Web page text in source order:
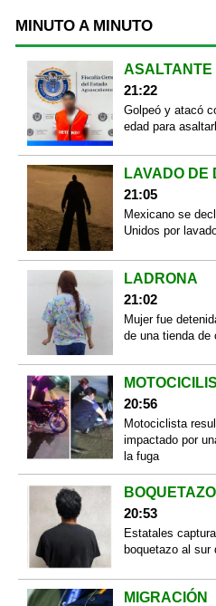
MINUTO A MINUTO
ASALTANTE
21:22
Golpeó y atacó
edad para
LAVADO DE
21:05
Mexicano se
Unidos por
LADRONA
21:02
Mujer fue
de una tienda de
20:56
Motociclista
impactado por
la fuga
BOQUETAZO
20:53
Estatales
boquetazo al sur
MIGRACIÓN